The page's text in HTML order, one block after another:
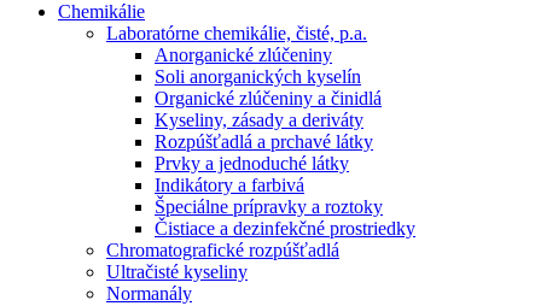
Chemikálie
Laboratórne chemikálie, čisté, p.a.
Anorganické zlúčeniny
Soli anorganických kyselín
Organické zlúčeniny a činidlá
Kyseliny, zásady a deriváty
Rozpúšťadlá a prchavé látky
Prvky a jednoduché látky
Indikátory a farbivá
Špeciálne prípravky a roztoky
Čistiace a dezinfekčné prostriedky
Chromatografické rozpúšťadlá
Ultračisté kyseliny
Normanály